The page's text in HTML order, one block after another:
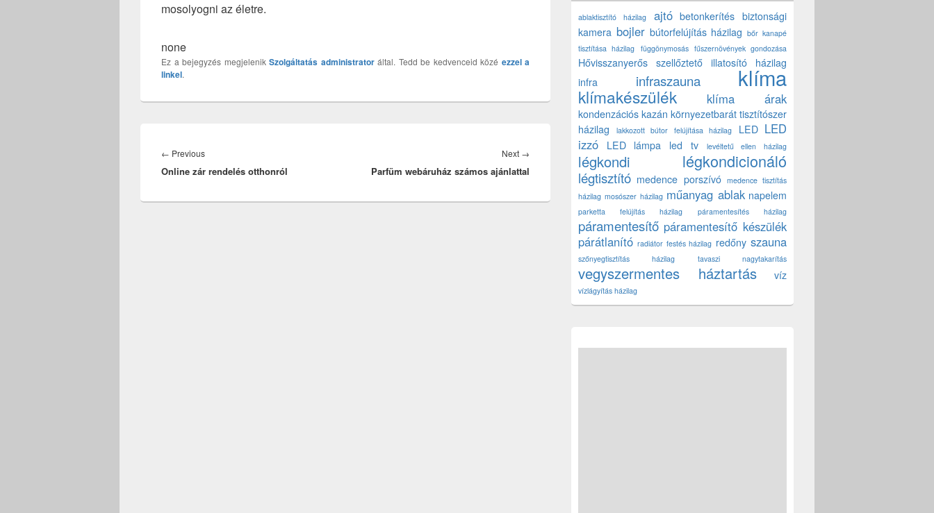
mosolyogni az életre.
none
Ez a bejegyzés megjelenik Szolgáltatás administratoráltal. Tedd be kedvenceid közé ezzel a
linkel.
navigáció
← PreviousPrevious
post:
Online zár rendelés otthonról
Next →
Parfüm webáruház számos ajánlattal
ablaktisztító házilag ajtó betonkerítés biztonsági
kamera bojler bútorfelújítás házilag bőr kanapé
tisztítása házilag függönymosás fűszernövények gondozása
Hővisszanyerős szellőztető illatosító házilag
infra
infraszauna klíma
klímakészülék klíma árak
kondenzációs kazán környezetbarát tisztítószer
házilag
lakkozott bútor felújítása házilag LED LED
izzó
LED lámpa led tv levéltetű ellen házilag
légkondi légkondicionáló
légtisztító medence porszívó medence tisztítás
házilag mosószer házilag műanyag ablak napelem
parketta felújítás házilag páramentesítés házilag
páramentesítő páramentesítő készülék
párátlanító radiátor festés házilag redőny szauna
szőnyegtisztítás házilag tavaszi nagytakarítás
vegyszermentes háztartás víz
vízlágyítás házilag